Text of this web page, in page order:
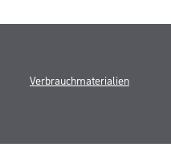
Verbrauchmaterialien